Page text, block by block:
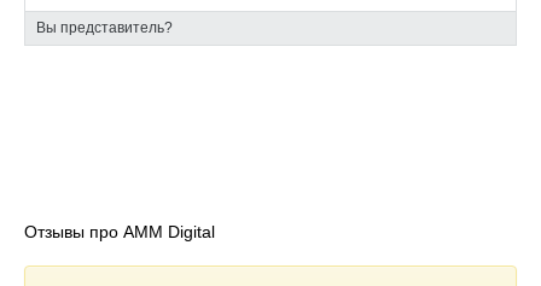
Вы представитель?
Отзывы про AMM Digital